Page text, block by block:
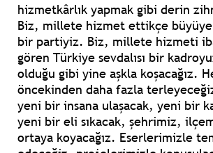
hizmetkârlık yapmak gibi derin
Biz, millete hizmet ettikçe
bir partiyiz. Biz, millete hizmeti
gören Türkiye sevdalısı bir
olduğu gibi yine aşkla koşacağız.
öncekinden daha fazla
yeni bir insana ulaşacak, yeni bir
yeni bir eli sıkacak, şehrimiz,
ortaya koyacağız. Eserlerimizle